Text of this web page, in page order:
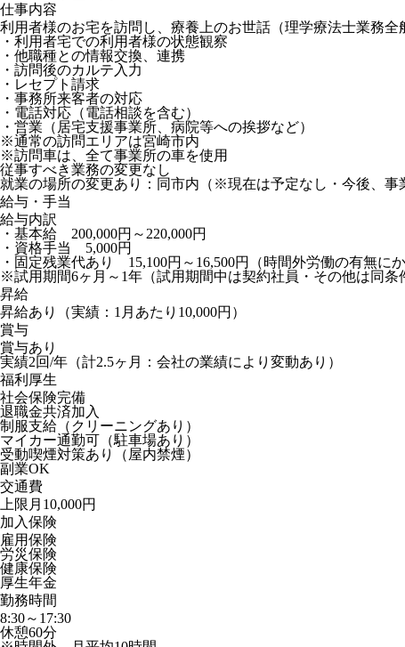
仕事内容
利用者様のお宅を訪問し、療養上のお世話（理学療法士業務全
・利用者宅での利用者様の状態観察
・他職種との情報交換、連携
・訪問後のカルテ入力
・レセプト請求
・事務所来客者の対応
・電話対応（電話相談を含む）
・営業（居宅支援事業所、病院等への挨拶など）
※通常の訪問エリアは宮崎市内
※訪問車は、全て事業所の車を使用
従事すべき業務の変更なし
就業の場所の変更あり：同市内（※現在は予定なし・今後、事
給与・手当
給与内訳
・基本給 200,000円～220,000円
・資格手当 5,000円
・固定残業代あり 15,100円～16,500円（時間外労働の有無に
※試用期間6ヶ月～1年（試用期間中は契約社員・その他は同条
昇給
昇給あり（実績：1月あたり10,000円）
賞与
賞与あり
実績2回/年（計2.5ヶ月：会社の業績により変動あり）
福利厚生
社会保険完備
退職金共済加入
制服支給（クリーニングあり）
マイカー通勤可（駐車場あり）
受動喫煙対策あり（屋内禁煙）
副業OK
交通費
上限月10,000円
加入保険
雇用保険
労災保険
健康保険
厚生年金
勤務時間
8:30～17:30
休憩60分